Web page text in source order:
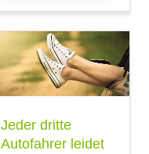
Jeder dritte
Autofahrer leidet